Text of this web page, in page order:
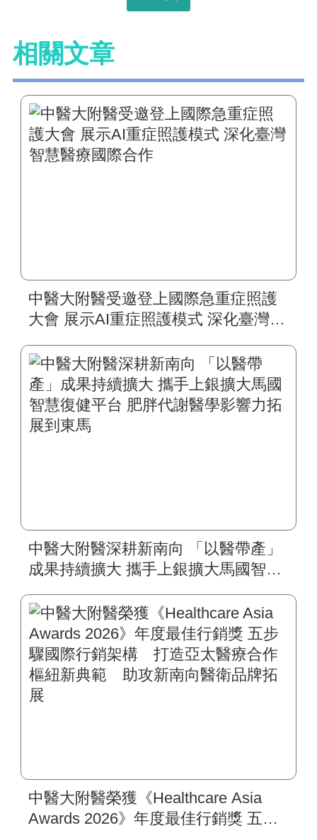
相關文章
中醫大附醫受邀登上國際急重症照護
大會 展示AI重症照護模式 深化臺灣智
中醫大附醫深耕新南向 「以醫帶產」
成果持續擴大 攜手上銀擴大馬國智慧
東馬
中醫大附醫榮獲《Healthcare Asia
Awards 2026》年度最佳行銷獎 五步